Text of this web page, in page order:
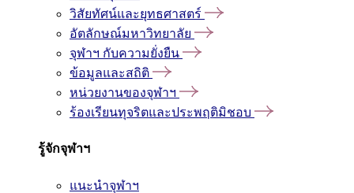
วิสัยทัศน์และยุทธศาสตร์
อัตลักษณ์มหาวิทยาลัย
จุฬาฯ กับความยั่งยืน
ข้อมูลและสถิติ
หน่วยงานของจุฬาฯ
ร้องเรียนทุจริตและประพฤติมิชอบ
รู้จักจุฬาฯ
แนะนำจุฬาฯ